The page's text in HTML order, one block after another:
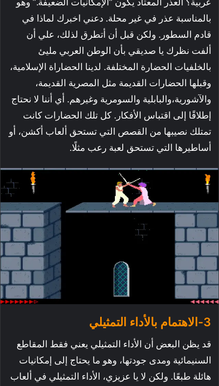
بالمناسبة عذر في غير محلة. دعني اخبرك لماذا في
قادم السطور. ولكن قبل أن أتطرق لذلك، علي أن
ألفت نظرك يا صديقي بأن الوطن العربي مليئ
بالخلفيات الحضارة المختلفة. لدينا الحضاراة الإسلامية،
وقبلها الحضارات القديمة مثل المصرية القديمة،
والآشورية،والبابلية والسومرية وغيرهم. أي أننا لا نحتاج
إطلاقًا إلى اقتباس الأفكار. كل تلك الحضارات كانت
تمتلك نصيبها من القصص التي تستحق ألعاب أكشن، أو
أساطيرها التي تستحق لعبة رعب مثلًا.
3-الاهتمام بالأداء التمثيلي
قد يظن البعض أن الأداء التمثيلي يعني فقط المقاطع
السنيمائية ومدى جودتها، وهو ما يحتاج إلى إمكانيات
هائلة طبعًا. ولكن لا يا عزيزي، الأداء التمثيلي في ألعاب